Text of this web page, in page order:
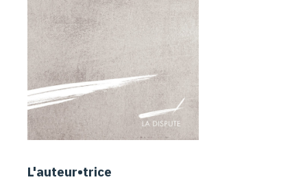
L'auteur•trice